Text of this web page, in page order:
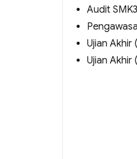
Audit SMK3
Ujian Akhir
Ujian Akhir